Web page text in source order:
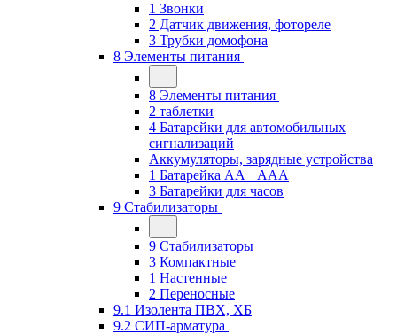
1 Звонки
2 Датчик движения, фотореле
3 Трубки домофона
8 Элементы питания
8 Элементы питания
2 таблетки
4 Батарейки для автомобильных
сигнализаций
Аккумуляторы, зарядные устройства
1 Батарейка АА +ААА
3 Батарейки для часов
9 Стабилизаторы
9 Стабилизаторы
3 Компактные
1 Настенные
2 Переносные
9.1 Изолента ПВХ, ХБ
9.2 СИП-арматура